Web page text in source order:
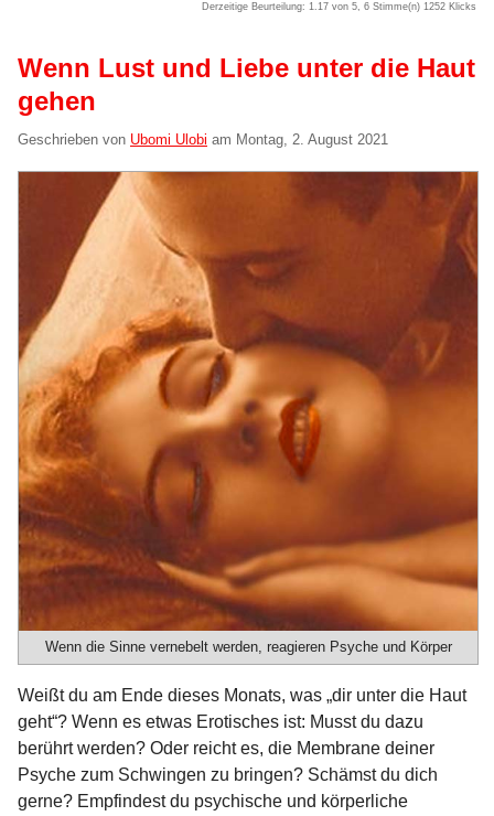
Derzeitige Beurteilung: 1.17 von 5, 6 Stimme(n) 1252 Klicks
Wenn Lust und Liebe unter die Haut
gehen
Geschrieben von Ubomi Ulobi am Montag, 2. August 2021
Wenn die Sinne vernebelt werden, reagieren Psyche und Körper
Weißt du am Ende dieses Monats, was „dir unter die Haut
geht“? Wenn es etwas Erotisches ist: Musst du dazu
berührt werden? Oder reicht es, die Membrane deiner
Psyche zum Schwingen zu bringen? Schämst du dich
gerne? Empfindest du psychische und körperliche